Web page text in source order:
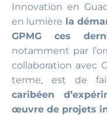
Innovation en
en lumière la
GPMG ces
notamment par
collaboration avec
terme, est de
caribéen
œuvre de projets